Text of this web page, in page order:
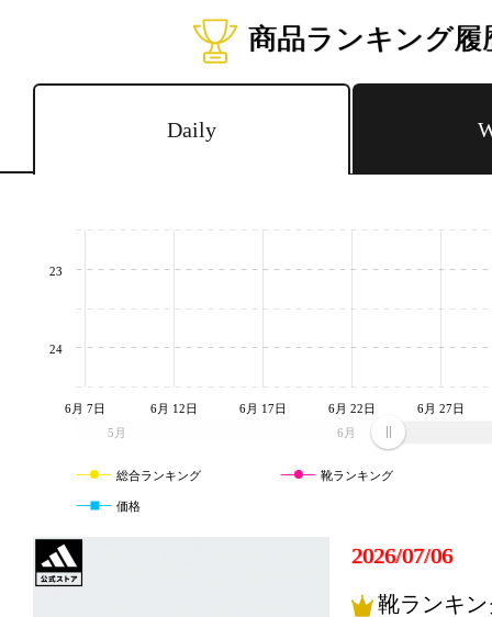
商品ランキング履
Daily
5月 6月
6月 7日 6月 12日 6月 17日 6月 22日 6月 27日
23
24
総合ランキング 靴ランキング
価格
2026/07/06
靴ランキ